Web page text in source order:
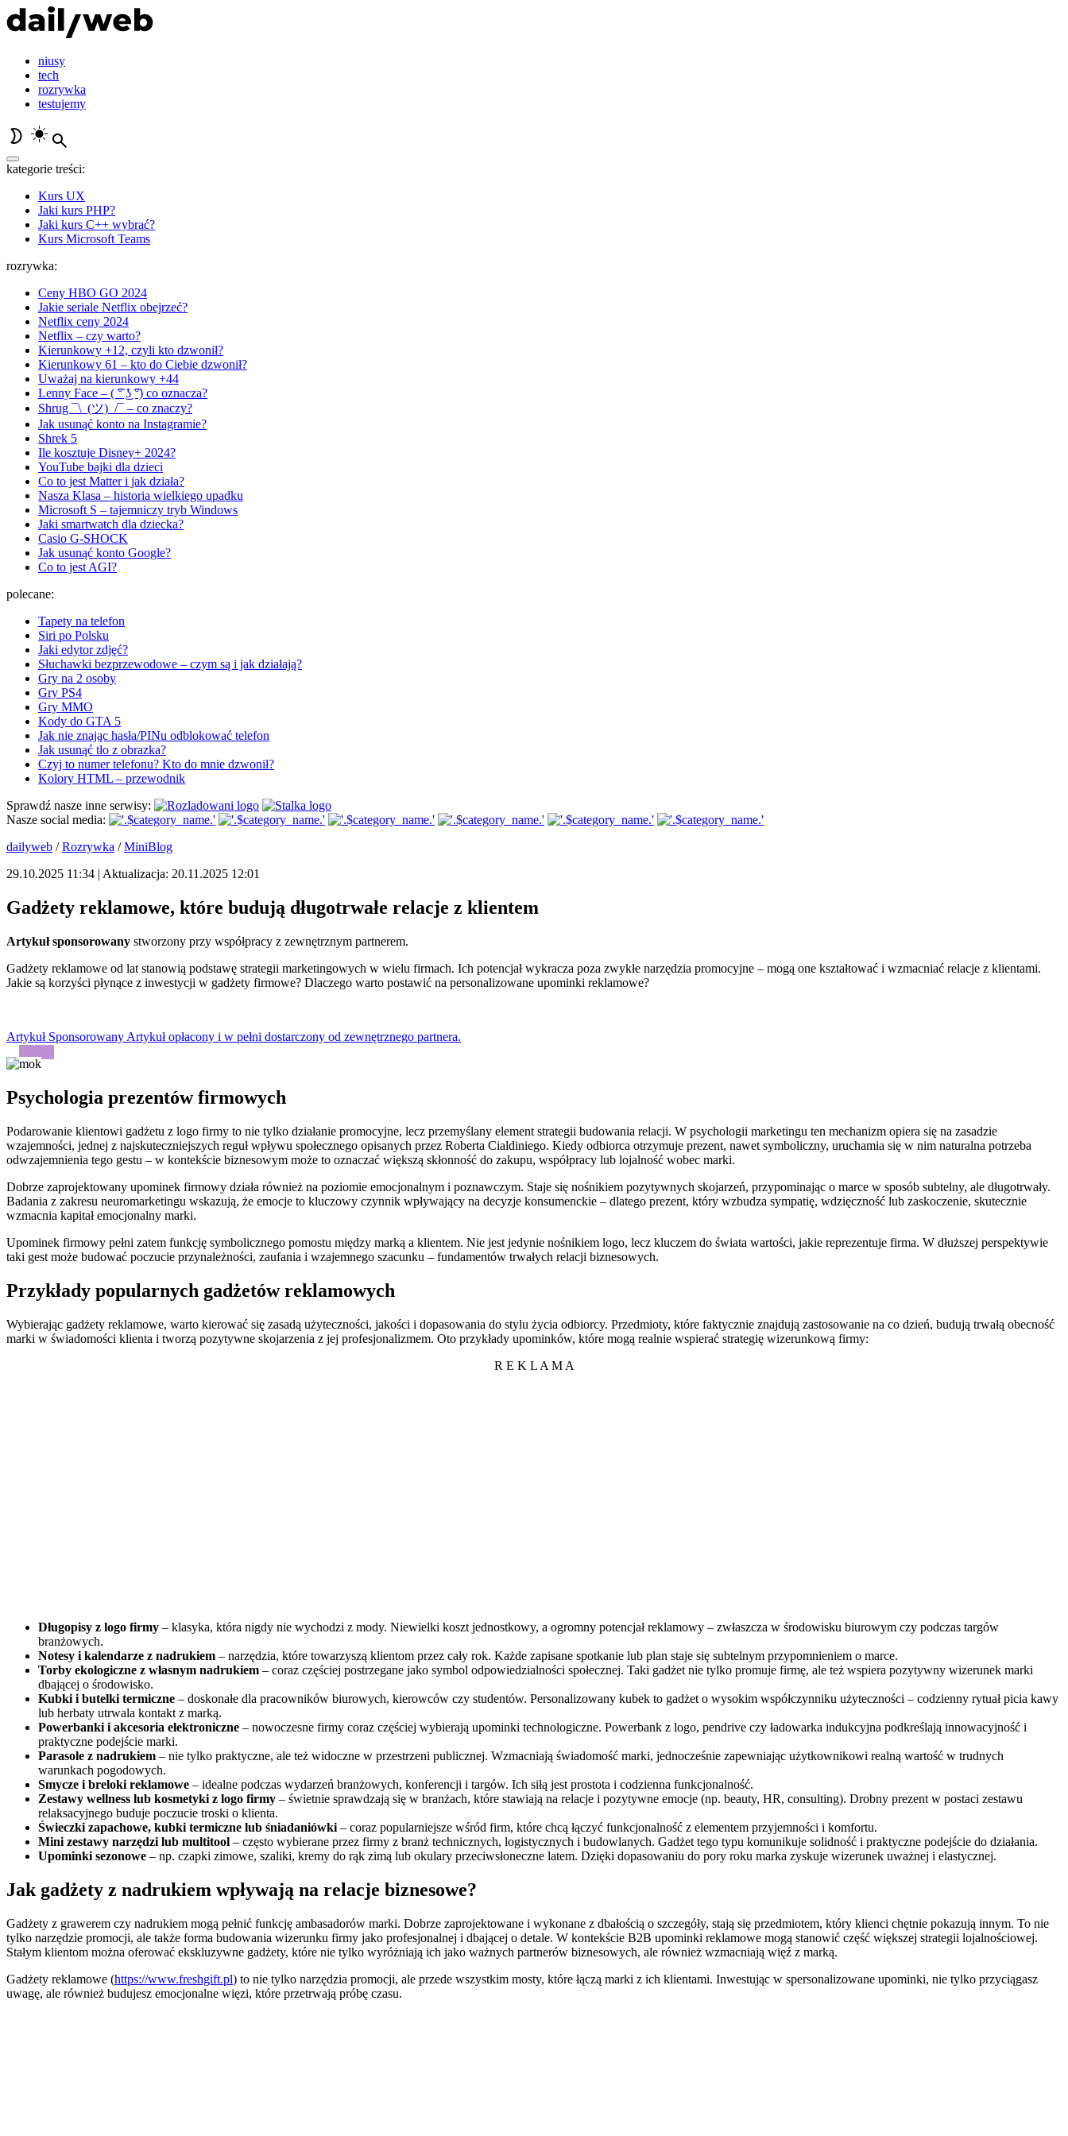
niusy
tech
rozrywka
testujemy
kategorie treści:
Kurs UX
Jaki kurs PHP?
Jaki kurs C++ wybrać?
Kurs Microsoft Teams
rozrywka:
Ceny HBO GO 2024
Jakie seriale Netflix obejrzeć?
Netflix ceny 2024
Netflix – czy warto?
Kierunkowy +12, czyli kto dzwonił?
Kierunkowy 61 – kto do Ciebie dzwonił?
Uważaj na kierunkowy +44
Lenny Face – ( ͡° ͜ʖ ͡°) co oznacza?
Shrug ¯\_(ツ)_/¯ – co znaczy?
Jak usunąć konto na Instagramie?
Shrek 5
Ile kosztuje Disney+ 2024?
YouTube bajki dla dzieci
Co to jest Matter i jak działa?
Nasza Klasa – historia wielkiego upadku
Microsoft S – tajemniczy tryb Windows
Jaki smartwatch dla dziecka?
Casio G-SHOCK
Jak usunąć konto Google?
Co to jest AGI?
polecane:
Tapety na telefon
Siri po Polsku
Jaki edytor zdjęć?
Słuchawki bezprzewodowe – czym są i jak działają?
Gry na 2 osoby
Gry PS4
Gry MMO
Kody do GTA 5
Jak nie znając hasła/PINu odblokować telefon
Jak usunąć tło z obrazka?
Czyj to numer telefonu? Kto do mnie dzwonił?
Kolory HTML – przewodnik
Sprawdź nasze inne serwisy:
Nasze social media:
dailyweb /Rozrywka /MiniBlog
29.10.2025 11:34 | Aktualizacja: 20.11.2025 12:01
Gadżety reklamowe, które budują długotrwałe relacje z klientem
Artykuł sponsorowany stworzony przy współpracy z zewnętrznym partnerem.
Gadżety reklamowe od lat stanowią podstawę strategii marketingowych w wielu firmach. Ich potencjał wykracza poza zwykłe narzędzia promocyjne – mogą one kształtować i wzmacniać relacje z klientami.
Jakie są korzyści płynące z inwestycji w gadżety firmowe? Dlaczego warto postawić na personalizowane upominki reklamowe?
Artykuł Sponsorowany Artykuł opłacony i w pełni dostarczony od zewnętrznego partnera.
Psychologia prezentów firmowych
Podarowanie klientowi gadżetu z logo firmy to nie tylko działanie promocyjne, lecz przemyślany element strategii budowania relacji. W psychologii marketingu ten mechanizm opiera się na zasadzie
wzajemności, jednej z najskuteczniejszych reguł wpływu społecznego opisanych przez Roberta Cialdiniego. Kiedy odbiorca otrzymuje prezent, nawet symboliczny, uruchamia się w nim naturalna potrzeba
odwzajemnienia tego gestu – w kontekście biznesowym może to oznaczać większą skłonność do zakupu, współpracy lub lojalność wobec marki.
Dobrze zaprojektowany upominek firmowy działa również na poziomie emocjonalnym i poznawczym. Staje się nośnikiem pozytywnych skojarzeń, przypominając o marce w sposób subtelny, ale długotrwały.
Badania z zakresu neuromarketingu wskazują, że emocje to kluczowy czynnik wpływający na decyzje konsumenckie – dlatego prezent, który wzbudza sympatię, wdzięczność lub zaskoczenie, skutecznie
wzmacnia kapitał emocjonalny marki.
Upominek firmowy pełni zatem funkcję symbolicznego pomostu między marką a klientem. Nie jest jedynie nośnikiem logo, lecz kluczem do świata wartości, jakie reprezentuje firma. W dłuższej perspektywie
taki gest może budować poczucie przynależności, zaufania i wzajemnego szacunku – fundamentów trwałych relacji biznesowych.
Przykłady popularnych gadżetów reklamowych
Wybierając gadżety reklamowe, warto kierować się zasadą użyteczności, jakości i dopasowania do stylu życia odbiorcy. Przedmioty, które faktycznie znajdują zastosowanie na co dzień, budują trwałą obecność
marki w świadomości klienta i tworzą pozytywne skojarzenia z jej profesjonalizmem. Oto przykłady upominków, które mogą realnie wspierać strategię wizerunkową firmy:
R E K L A M A
Długopisy z logo firmy – klasyka, która nigdy nie wychodzi z mody. Niewielki koszt jednostkowy, a ogromny potencjał reklamowy – zwłaszcza w środowisku biurowym czy podczas targów
branżowych.
Notesy i kalendarze z nadrukiem – narzędzia, które towarzyszą klientom przez cały rok. Każde zapisane spotkanie lub plan staje się subtelnym przypomnieniem o marce.
Torby ekologiczne z własnym nadrukiem – coraz częściej postrzegane jako symbol odpowiedzialności społecznej. Taki gadżet nie tylko promuje firmę, ale też wspiera pozytywny wizerunek marki
dbającej o środowisko.
Kubki i butelki termiczne – doskonałe dla pracowników biurowych, kierowców czy studentów. Personalizowany kubek to gadżet o wysokim współczynniku użyteczności – codzienny rytuał picia kawy
lub herbaty utrwala kontakt z marką.
Powerbanki i akcesoria elektroniczne – nowoczesne firmy coraz częściej wybierają upominki technologiczne. Powerbank z logo, pendrive czy ładowarka indukcyjna podkreślają innowacyjność i
praktyczne podejście marki.
Parasole z nadrukiem – nie tylko praktyczne, ale też widoczne w przestrzeni publicznej. Wzmacniają świadomość marki, jednocześnie zapewniając użytkownikowi realną wartość w trudnych
warunkach pogodowych.
Smycze i breloki reklamowe – idealne podczas wydarzeń branżowych, konferencji i targów. Ich siłą jest prostota i codzienna funkcjonalność.
Zestawy wellness lub kosmetyki z logo firmy – świetnie sprawdzają się w branżach, które stawiają na relacje i pozytywne emocje (np. beauty, HR, consulting). Drobny prezent w postaci zestawu
relaksacyjnego buduje poczucie troski o klienta.
Świeczki zapachowe, kubki termiczne lub śniadaniówki – coraz popularniejsze wśród firm, które chcą łączyć funkcjonalność z elementem przyjemności i komfortu.
Mini zestawy narzędzi lub multitool – często wybierane przez firmy z branż technicznych, logistycznych i budowlanych. Gadżet tego typu komunikuje solidność i praktyczne podejście do działania.
Upominki sezonowe – np. czapki zimowe, szaliki, kremy do rąk zimą lub okulary przeciwsłoneczne latem. Dzięki dopasowaniu do pory roku marka zyskuje wizerunek uważnej i elastycznej.
Jak gadżety z nadrukiem wpływają na relacje biznesowe?
Gadżety z grawerem czy nadrukiem mogą pełnić funkcję ambasadorów marki. Dobrze zaprojektowane i wykonane z dbałością o szczegóły, stają się przedmiotem, który klienci chętnie pokazują innym. To nie
tylko narzędzie promocji, ale także forma budowania wizerunku firmy jako profesjonalnej i dbającej o detale. W kontekście B2B upominki reklamowe mogą stanowić część większej strategii lojalnościowej.
Stałym klientom można oferować ekskluzywne gadżety, które nie tylko wyróżniają ich jako ważnych partnerów biznesowych, ale również wzmacniają więź z marką.
Gadżety reklamowe (https://www.freshgift.pl) to nie tylko narzędzia promocji, ale przede wszystkim mosty, które łączą marki z ich klientami. Inwestując w spersonalizowane upominki, nie tylko przyciągasz
uwagę, ale również budujesz emocjonalne więzi, które przetrwają próbę czasu.